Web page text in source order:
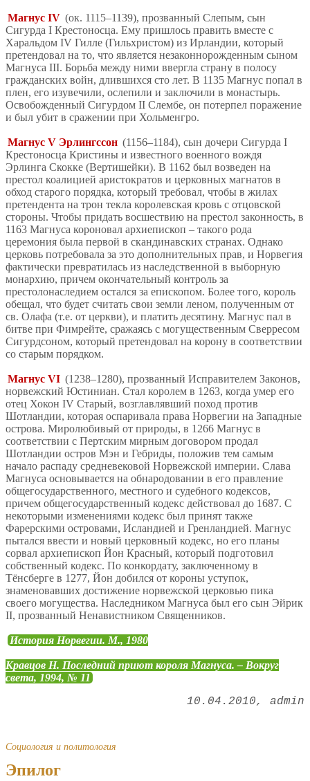
Магнус IV (ок. 1115–1139), прозванный Слепым, сын
Сигурда I Крестоносца. Ему пришлось править вместе с
Харальдом IV Гилле (Гильхристом) из Ирландии, который
претендовал на то, что является незаконнорожденным сыном
Магнуса III. Борьба между ними ввергла страну в полосу
гражданских войн, длившихся сто лет. В 1135 Магнус попал в
плен, его изувечили, ослепили и заключили в монастырь.
Освобожденный Сигурдом II Слембе, он потерпел поражение
и был убит в сражении при Хольменгро.
Магнус V Эрлингссон (1156–1184), сын дочери Сигурда I
Крестоносца Кристины и известного военного вождя
Эрлинга Скокке (Вертишейки). В 1162 был возведен на
престол коалицией аристократов и церковных магнатов в
обход старого порядка, который требовал, чтобы в жилах
претендента на трон текла королевская кровь с отцовской
стороны. Чтобы придать восшествию на престол законность, в
1163 Магнуса короновал архиепископ – такого рода
церемония была первой в скандинавских странах. Однако
церковь потребовала за это дополнительных прав, и Норвегия
фактически превратилась из наследственной в выборную
монархию, причем окончательный контроль за
престолонаследием остался за епископом. Более того, король
обещал, что будет считать свои земли леном, полученным от
св. Олафа (т.е. от церкви), и платить десятину. Магнус пал в
битве при Фимрейте, сражаясь с могущественным Сверресом
Сигурдсоном, который претендовал на корону в соответствии
со старым порядком.
Магнус VI (1238–1280), прозванный Исправителем Законов,
норвежский Юстиниан. Стал королем в 1263, когда умер его
отец Хокон IV Старый, возглавлявший поход против
Шотландии, которая оспаривала права Норвегии на Западные
острова. Миролюбивый от природы, в 1266 Магнус в
соответствии с Пертским мирным договором продал
Шотландии остров Мэн и Гебриды, положив тем самым
начало распаду средневековой Норвежской империи. Слава
Магнуса основывается на обнародовании в его правление
общегосударственного, местного и судебного кодексов,
причем общегосударственный кодекс действовал до 1687. С
некоторыми изменениями кодекс был принят также
Фарерскими островами, Исландией и Гренландией. Магнус
пытался ввести и новый церковный кодекс, но его планы
сорвал архиепископ Йон Красный, который подготовил
собственный кодекс. По конкордату, заключенному в
Тёнсберге в 1277, Йон добился от короны уступок,
знаменовавших достижение норвежской церковью пика
своего могущества. Наследником Магнуса был его сын Эйрик
II, прозванный Ненавистником Священников.
История Норвегии. М., 1980
Кравцов Н. Последний приют короля Магнуса. – Вокруг
света, 1994, № 11
10.04.2010 admin
Социология и политология
Эпилог